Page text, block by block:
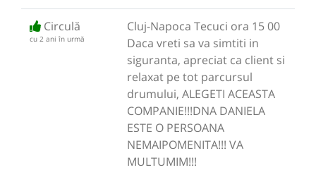
Circulă
cu 2 ani în urmă
Cluj-Napoca Tecuci ora 15 00
Daca vreti sa va simtiti in
siguranta, apreciat ca client si
relaxat pe tot parcursul
drumului, ALEGETI ACEASTA
COMPANIE!!!DNA DANIELA
ESTE O PERSOANA
NEMAIPOMENITA!!! VA
MULTUMIM!!!